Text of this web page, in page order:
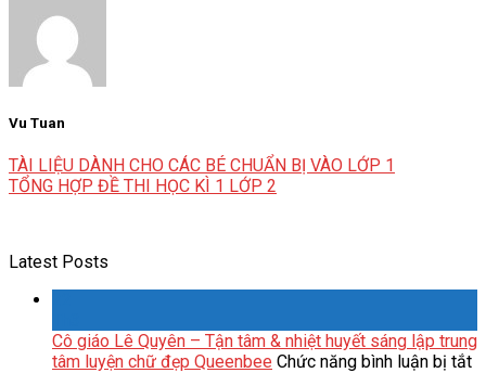
Vu Tuan
TÀI LIỆU DÀNH CHO CÁC BÉ CHUẨN BỊ VÀO LỚP 1
TỔNG HỢP ĐỀ THI HỌC KÌ 1 LỚP 2
Latest Posts
Cô giáo Lê Quyên – Tận tâm & nhiệt huyết sáng lập trung
tâm luyện chữ đẹp Queenbee Chức năng bình luận bị tắt